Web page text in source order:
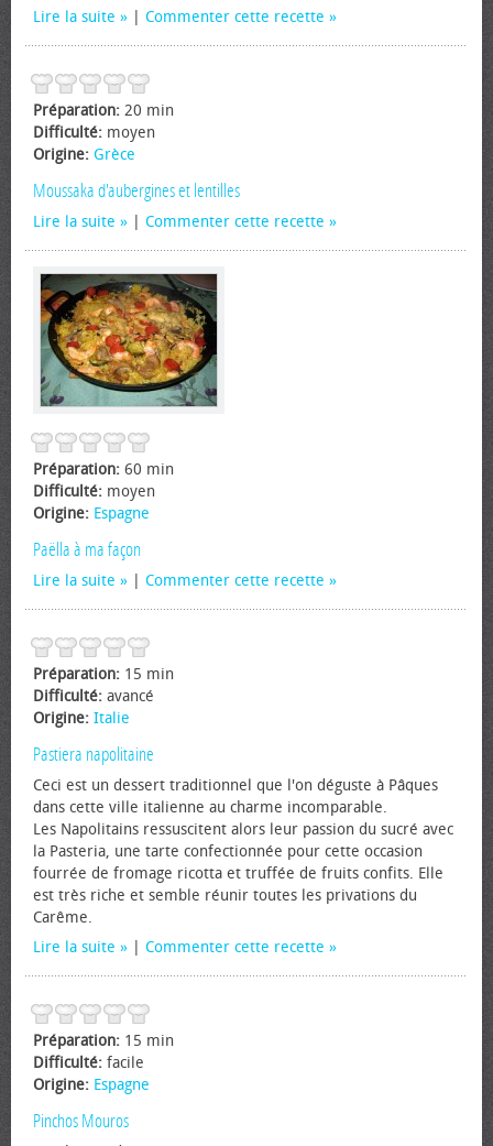
Lire la suite Commenter cette recette
Préparation: 20 min
Difficulté: moyen
Origine: Grèce
Moussaka d'aubergines et lentilles
Lire la suite Commenter cette recette
Préparation: 60 min
Difficulté: moyen
Origine: Espagne
Paëlla à ma façon
Lire la suite Commenter cette recette
Préparation: 15 min
Difficulté: avancé
Origine: Italie
Pastiera napolitaine
Ceci est un dessert traditionnel que l'on déguste à Pâques
dans cette ville italienne au charme incomparable.
Les Napolitains ressuscitent alors leur passion du sucré avec
la Pasteria, une tarte confectionnée pour cette occasion
fourrée de fromage ricotta et truffée de fruits confits. Elle
est très riche et semble réunir toutes les privations du
Carême.
Lire la suite
Commenter cette recette
Préparation: 15 min
Difficulté: facile
Origine: Espagne
Pinchos Mouros